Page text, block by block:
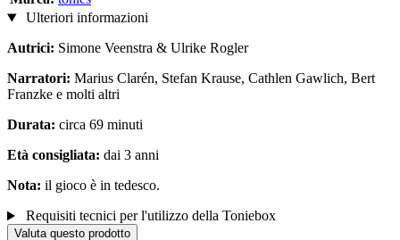
Ulteriori informazioni
Autrici: Simone Veenstra & Ulrike Rogler
Narratori: Marius Clarén, Stefan Krause, Cathlen Gawlich, Bert
Franzke e molti altri
Durata: circa 69 minuti
Età consigliata: dai 3 anni
Nota: il gioco è in tedesco.
Requisiti tecnici per l'utilizzo della Toniebox
Valuta questo prodotto